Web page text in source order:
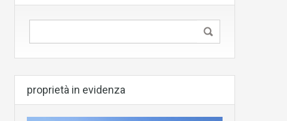
proprietà in evidenza